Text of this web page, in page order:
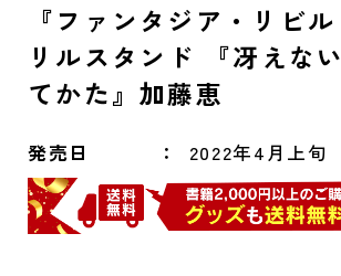
『ファンタジア・リビ
リルスタンド 『冴えな
てかた』加藤恵
発売日 2022年4月上旬